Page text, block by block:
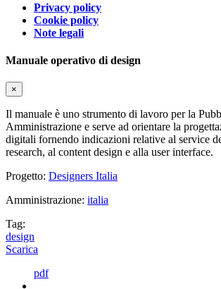
Privacy policy
Cookie policy
Note legali
Manuale operativo di design
×
Il manuale è uno strumento di lavoro per la
Amministrazione e serve ad orientare la
digitali fornendo indicazioni relative al service
research, al content design e alla user interface.
Progetto: Designers Italia
Amministrazione: italia
Tag:
design
Scarica
pdf